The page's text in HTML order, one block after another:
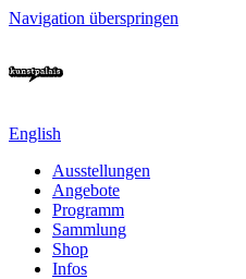
Navigation überspringen
English
Ausstellungen
Angebote
Programm
Sammlung
Shop
Infos